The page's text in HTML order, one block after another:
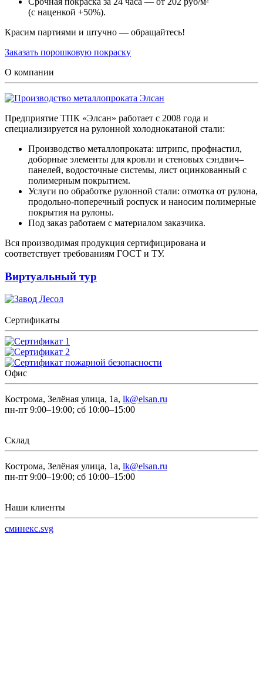
(с наценкой +50%).
Красим партиями и штучно — обращайтесь!
Заказать порошковую покраску
О компании
Предприятие ТПК «Элсан» работает с 2008 года и
специализируется на рулонной холоднокатаной стали:
Производство металлопроката: штрипс, профнастил,
доборные элементы для кровли и стеновых сэндвич–
панелей, водосточные системы, лист оцинкованный с
полимерным покрытием.
Услуги по обработке рулонной стали: отмотка от рулона,
продольно-поперечный роспуск и наносим полимерные
покрытия на рулоны.
Под заказ работаем с материалом заказчика.
Вся производимая продукция сертифицирована и
соответствует требованиям ГОСТ и ТУ.
Виртуальный тур
Сертификаты
Офис
Кострома, Зелёная улица, 1а, lk@elsan.ru
пн-пт 9:00–19:00; сб 10:00–15:00
Склад
Кострома, Зелёная улица, 1а, lk@elsan.ru
пн-пт 9:00–19:00; сб 10:00–15:00
Наши клиенты
сминекс.svg